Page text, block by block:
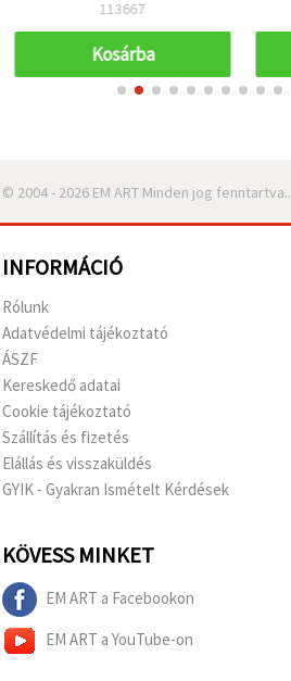
113667
Kosárba
© 2004 - 2026 EM ART Minden jog fenntartva..
INFORMÁCIÓ
Rólunk
Adatvédelmi tájékoztató
ÁSZF
Kereskedő adatai
Cookie tájékoztató
Szállítás és fizetés
Elállás és visszaküldés
GYIK - Gyakran Ismételt Kérdések
KÖVESS MINKET
EM ART a Facebookon
EM ART a YouTube-on